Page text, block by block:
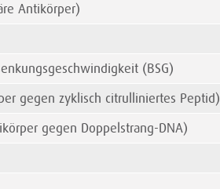
Antikörper)
(BSG)
gegen zyklisch citrulliniertes Peptid)
gegen Doppelstrang-DNA)